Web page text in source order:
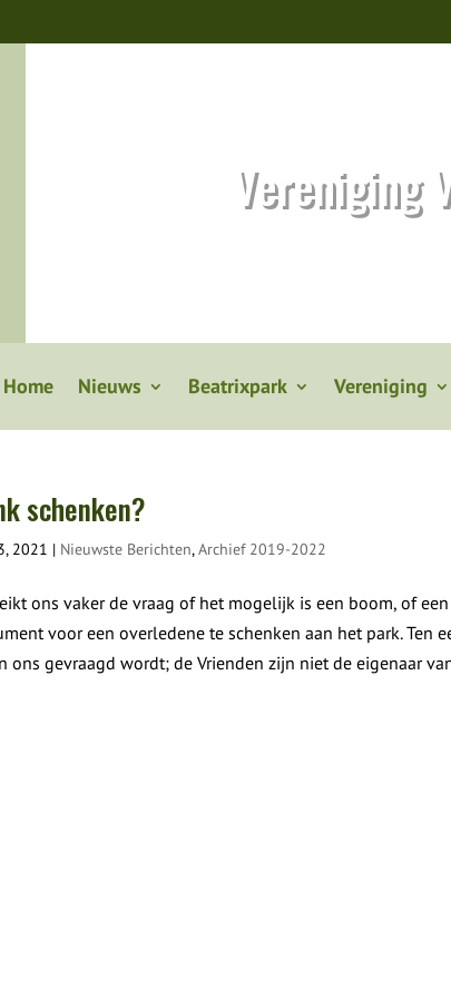
Vereniging
Home Nieuws Beatrixpark Vereniging
schenken?
2021 | Nieuwste Berichten,Archief 2019-2022
ons vaker de vraag of het mogelijk is een boom, of
voor een overledene te schenken aan het park. Ten
ons gevraagd wordt; de Vrienden zijn niet de eigenaar